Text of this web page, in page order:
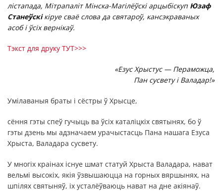
лістапада, Мітрапаліт Мінска-Магілёўскі арцыбіскуп Юзаф
Станеўскікіруе сваё слова да святароў, кансэкраваных
асоб і ўсіх вернікаў.
Тэкст для друку ТУТ>>>
«Езус Хрыстус — Пераможца,
Пан сусвету і Валадар!»
Умілаваныя браты і сёстры ў Хрысце,
сёння гэты спеў гучыць ва ўсіх каталіцкіх святынях, бо ў
гэты дзень мы адзначаем урачыстасць Пана нашага Езуса
Хрыста, Валадара сусвету.
У многіх краінах існуе шмат статуй Хрыста Валадара, нават
вельмі высокіх, якія ўзвышаюцца на горных вяршынях, на
шпілях святыняў, іх усталёўваюць нават на дне акіянаў.